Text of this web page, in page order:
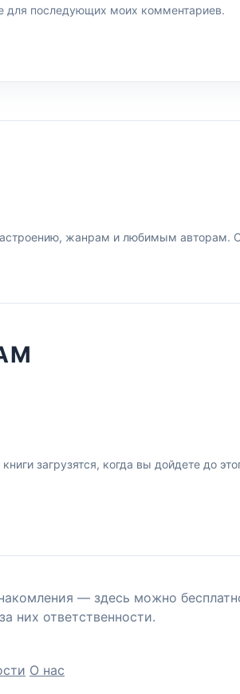
для последующих моих комментариев.
жанрам и любимым авторам.
загрузятся, когда вы дойдете до
— здесь можно
них ответственности.
О нас